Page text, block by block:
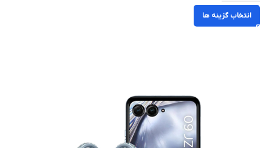
انتخاب گزینه ها